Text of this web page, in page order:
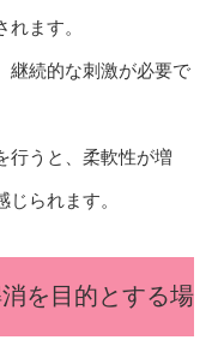
ます。
継続的な刺激が必要で
行うと、柔軟性が増
られます。
を目的とする場